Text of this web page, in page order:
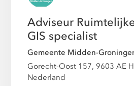
Adviseur
GIS specialist
Gemeente Midden-
Gorecht-Oost 157, 9603 AE
Nederland